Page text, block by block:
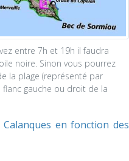
entre 7h et 19h il faudra
noire. Sinon vous pourrez
la plage (représenté par
gauche ou droit de la
en fonction des